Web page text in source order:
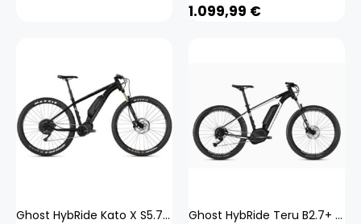
1.099,99 €
Ghost HybRide Kato X S5.7+ AL U 29 Zoll E Mountainbike Hardtail E-Bike MTB Pedelec 29" Ghost HybRide Teru B2.7+ AL U 650B+ E Mountainbike Hardtail E-Bike MTB Pedelec